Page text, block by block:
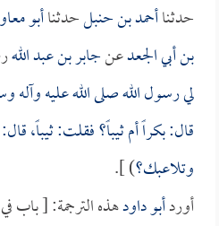
حدثناأحمد بن حنبلحدثناأبو
بن أبي الجعدعنجابر بن عبد الله
لي رسول الله صلى الله عليه
قال: بكراً أم ثيباً؟ فقلت: ثيباً،
وتلاعبك؟) ].
أوردأبو داودهذه الترجمة: [ باب